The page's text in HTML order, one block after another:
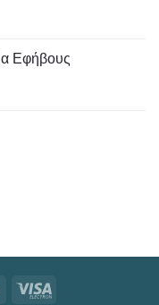
Εφήβους